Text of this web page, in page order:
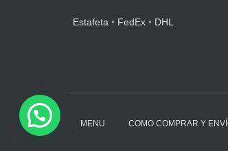
Estafeta • FedEx • DHL
MENU COMO COMPRAR Y